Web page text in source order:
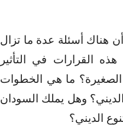
هناك أسئلة عدة ما تزال
القرارات في التأثير
الصغيرة؟ ما هي الخطوات
الديني؟ وهل يملك السودان
الديني؟